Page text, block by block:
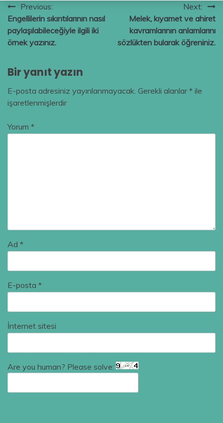
Yazı
gezinmesi
Previous:
Engellilerin sıkıntılarının nasıl
paylaşılabileceğiyle ilgili iki
örnek yazınız.
Next:
Melek, kıyamet ve ahiret
kavramlarının anlamlarını
sözlükten bularak öğreniniz.
Bir yanıt yazın
E-posta adresiniz yayınlanmayacak. Gerekli alanlar* ile
işaretlenmişlerdir
Yorum *
Ad *
E-posta *
İnternet sitesi
Are you human? Please solve: